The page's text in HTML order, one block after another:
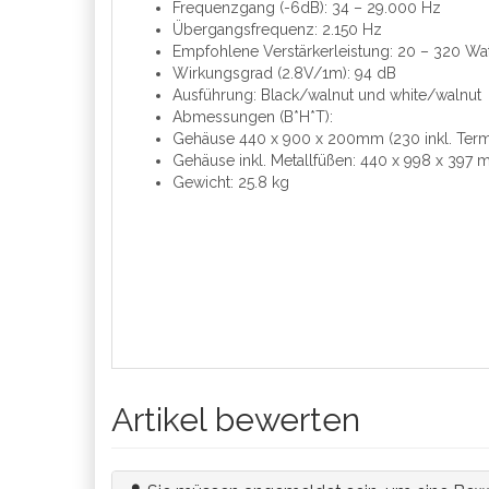
Frequenzgang (-6dB)​: 34 – 29.000 Hz​
Übergangsfrequenz: 2.150 Hz ​
Empfohlene Verstärkerleistung​: 20 – 320
Wirkungsgrad (2.8V/1m): 94 dB
Ausführung: Black/walnut und white/walnut​
Abmessungen (B*H*T):
Gehäuse 440 x 900 x 200mm (230 inkl.
Gehäuse inkl. Metallfüßen: 440 x 998 x 397
Gewicht: 25.8 kg
Artikel bewerten